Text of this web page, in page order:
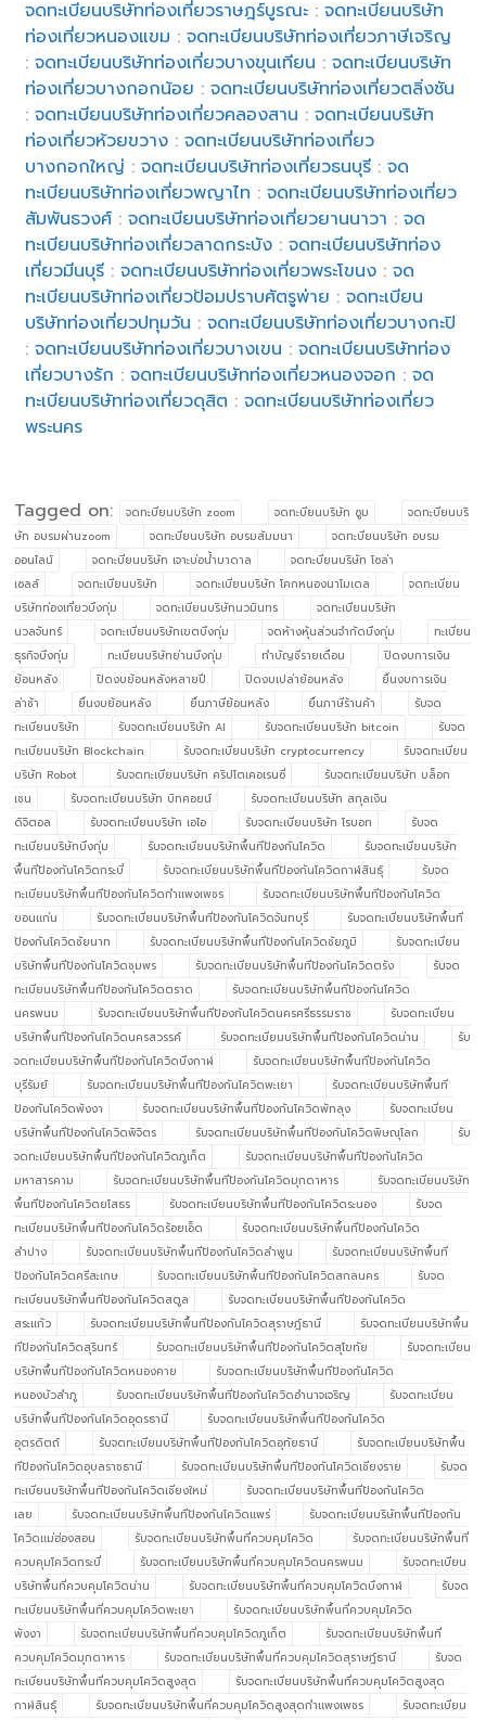
จดทะเบียนบริษัทท่องเที่ยวราษฎร์บูรณะ :จดทะเบียนบริษัท
ท่องเที่ยวหนองแขม :จดทะเบียนบริษัทท่องเที่ยวภาษีเจริญ
:จดทะเบียนบริษัทท่องเที่ยวบางขุนเทียน :จดทะเบียนบริษัท
ท่องเที่ยวบางกอกน้อย :จดทะเบียนบริษัทท่องเที่ยวตลิ่งชัน
:จดทะเบียนบริษัทท่องเที่ยวคลองสาน :จดทะเบียนบริษัท
ท่องเที่ยวห้วยขวาง :จดทะเบียนบริษัทท่องเที่ยว
บางกอกใหญ่ :จดทะเบียนบริษัทท่องเที่ยวธนบุรี :จด
ทะเบียนบริษัทท่องเที่ยวพญาไท :จดทะเบียนบริษัทท่องเที่ยว
สัมพันธวงศ์ :จดทะเบียนบริษัทท่องเที่ยวยานนาวา :จด
ทะเบียนบริษัทท่องเที่ยวลาดกระบัง :จดทะเบียนบริษัทท่อง
เที่ยวมีนบุรี :จดทะเบียนบริษัทท่องเที่ยวพระโขนง :จด
ทะเบียนบริษัทท่องเที่ยวป้อมปราบศัตรูพ่าย :จดทะเบียน
บริษัทท่องเที่ยวปทุมวัน :จดทะเบียนบริษัทท่องเที่ยวบางกะปิ
:จดทะเบียนบริษัทท่องเที่ยวบางเขน :จดทะเบียนบริษัทท่อง
เที่ยวบางรัก :จดทะเบียนบริษัทท่องเที่ยวหนองจอก :จด
ทะเบียนบริษัทท่องเที่ยวดุสิต :จดทะเบียนบริษัทท่องเที่ยว
พระนคร
Tagged on: จดทะบียนบริษัท zoom จดทะบียนบริษัท ซูม
จดทะบียนบริ
ษัท อบรมผ่านzoom
จดทะบียนบริษัท อบรมสัมมนา
จดทะบียนบริษัท อบรม
ออนไลน์
จดทะบียนบริษัท เจาะบ่อน้ำบาดาล
จดทะบียนบริษัท โซล่า
เซลล์
จดทะเบียนบริษัท จดทะเบียนบริษัท โคกหนองนาโมเดล
จดทะเบียน
บริษัทท่องเที่ยวบึงกุ่ม
จดทะเบียนบริษัทนวมินทร
จดทะเบียนบริษัท
นวลจันทร์
จดทะเบียนบริษัทเขตบึงกุ่ม จดห้างหุ้นส่วนจำกัดบึงกุ่ม
ทะเบียน
ธุรกิจบึงกุ่ม
ทะเบียนบริษัทย่านบึงกุ่ม ทำบัญชีรายเดือน
ปิดงบการเงิน
ย้อนหลัง
ปิดงบย้อนหลังหลายปี ปิดงบเปล่าย้อนหลัง
ยื่นงบการเงิน
ล่าช้า
ยื่นงบย้อนหลัง ยื่นภาษีย้อนหลัง ยื่นภาษีร้านค้า
รับจด
ทะเบียนบริษัท
รับจดทะเบียนบริษัท AI รับจดทะเบียนบริษัท bitcoin
รับจด
ทะเบียนบริษัท Blockchain
รับจดทะเบียนบริษัท cryptocurrency
รับจดทะเบียน
บริษัท Robot
รับจดทะเบียนบริษัท คริปโตเคอเรนซี่
รับจดทะเบียนบริษัท บล็อก
เชน
รับจดทะเบียนบริษัท บิทคอยน์
รับจดทะเบียนบริษัท สกุลเงิน
ดิจิตอล
รับจดทะเบียนบริษัท เอไอ รับจดทะเบียนบริษัท โรบอท
รับจด
ทะเบียนบริษัทบึงกุ่ม
รับจดทะเบียนบริษัทพื้นทีป้องกันโควิด
รับจดทะเบียนบริษัท
พื้นทีป้องกันโควิดกระบี่
รับจดทะเบียนบริษัทพื้นทีป้องกันโควิดกาฬสินธุ์
รับจด
ทะเบียนบริษัทพื้นทีป้องกันโควิดกำแพงเพชร
รับจดทะเบียนบริษัทพื้นทีป้องกันโควิด
ขอนแก่น
รับจดทะเบียนบริษัทพื้นทีป้องกันโควิดจันทบุรี
รับจดทะเบียนบริษัทพื้นที
ป้องกันโควิดชัยนาท
รับจดทะเบียนบริษัทพื้นทีป้องกันโควิดชัยภูมิ
รับจดทะเบียน
บริษัทพื้นทีป้องกันโควิดชุมพร
รับจดทะเบียนบริษัทพื้นทีป้องกันโควิดตรัง
รับจด
ทะเบียนบริษัทพื้นทีป้องกันโควิดตราด
รับจดทะเบียนบริษัทพื้นทีป้องกันโควิด
นครพนม
รับจดทะเบียนบริษัทพื้นทีป้องกันโควิดนครศรีธรรมราช
รับจดทะเบียน
บริษัทพื้นทีป้องกันโควิดนครสวรรค์
รับจดทะเบียนบริษัทพื้นทีป้องกันโควิดน่าน
รับ
จดทะเบียนบริษัทพื้นทีป้องกันโควิดบึงกาฬ
รับจดทะเบียนบริษัทพื้นทีป้องกันโควิด
บุรีรัมย์
รับจดทะเบียนบริษัทพื้นทีป้องกันโควิดพะเยา
รับจดทะเบียนบริษัทพื้นที
ป้องกันโควิดพังงา
รับจดทะเบียนบริษัทพื้นทีป้องกันโควิดพัทลุง
รับจดทะเบียน
บริษัทพื้นทีป้องกันโควิดพิจิตร
รับจดทะเบียนบริษัทพื้นทีป้องกันโควิดพิษณุโลก
รับ
จดทะเบียนบริษัทพื้นทีป้องกันโควิดภูเก็ต
รับจดทะเบียนบริษัทพื้นทีป้องกันโควิด
มหาสารคาม
รับจดทะเบียนบริษัทพื้นทีป้องกันโควิดมุกดาหาร
รับจดทะเบียนบริษัท
พื้นทีป้องกันโควิดยโสธร
รับจดทะเบียนบริษัทพื้นทีป้องกันโควิดระนอง
รับจด
ทะเบียนบริษัทพื้นทีป้องกันโควิดร้อยเอ็ด
รับจดทะเบียนบริษัทพื้นทีป้องกันโควิด
ลำปาง
รับจดทะเบียนบริษัทพื้นทีป้องกันโควิดลำพูน
รับจดทะเบียนบริษัทพื้นที
ป้องกันโควิดศรีสะเกษ
รับจดทะเบียนบริษัทพื้นทีป้องกันโควิดสกลนคร
รับจด
ทะเบียนบริษัทพื้นทีป้องกันโควิดสตูล
รับจดทะเบียนบริษัทพื้นทีป้องกันโควิด
สระแก้ว
รับจดทะเบียนบริษัทพื้นทีป้องกันโควิดสุราษฎ์ธานี
รับจดทะเบียนบริษัทพื้น
ทีป้องกันโควิดสุรินทร์
รับจดทะเบียนบริษัทพื้นทีป้องกันโควิดสุโขทัย
รับจดทะเบียน
บริษัทพื้นทีป้องกันโควิดหนองคาย
รับจดทะเบียนบริษัทพื้นทีป้องกันโควิด
หนองบัวลำภู
รับจดทะเบียนบริษัทพื้นทีป้องกันโควิดอำนาจเจริญ
รับจดทะเบียน
บริษัทพื้นทีป้องกันโควิดอุดรธานี
รับจดทะเบียนบริษัทพื้นทีป้องกันโควิด
อุตรดิตถ์
รับจดทะเบียนบริษัทพื้นทีป้องกันโควิดอุทัยธานี
รับจดทะเบียนบริษัทพื้น
ทีป้องกันโควิดอุบลราชธานี
รับจดทะเบียนบริษัทพื้นทีป้องกันโควิดเชียงราย
รับจด
ทะเบียนบริษัทพื้นทีป้องกันโควิดเชียงใหม่
รับจดทะเบียนบริษัทพื้นทีป้องกันโควิด
เลย
รับจดทะเบียนบริษัทพื้นทีป้องกันโควิดแพร่
รับจดทะเบียนบริษัทพื้นทีป้องกัน
โควิดแม่ฮ่องสอน
รับจดทะเบียนบริษัทพื้นที่ควบคุมโควิด
รับจดทะเบียนบริษัทพื้นที่
ควบคุมโควิดกระบี่
รับจดทะเบียนบริษัทพื้นที่ควบคุมโควิดนครพนม
รับจดทะเบียน
บริษัทพื้นที่ควบคุมโควิดน่าน
รับจดทะเบียนบริษัทพื้นที่ควบคุมโควิดบึงกาฬ
รับจด
ทะเบียนบริษัทพื้นที่ควบคุมโควิดพะเยา
รับจดทะเบียนบริษัทพื้นที่ควบคุมโควิด
พังงา
รับจดทะเบียนบริษัทพื้นที่ควบคุมโควิดภูเก็ต
รับจดทะเบียนบริษัทพื้นที่
ควบคุมโควิดมุกดาหาร
รับจดทะเบียนบริษัทพื้นที่ควบคุมโควิดสุราษฎ์ธานี
รับจด
ทะเบียนบริษัทพื้นที่ควบคุมโควิดสูงสุด
รับจดทะเบียนบริษัทพื้นที่ควบคุมโควิดสูงสุด
กาฬสินธุ์
รับจดทะเบียนบริษัทพื้นที่ควบคุมโควิดสูงสุดกำแพงเพชร รับจดทะเบียน